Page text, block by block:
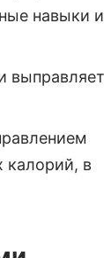
навыки и
выправляет
калорий, в